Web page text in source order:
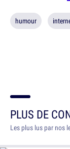
humour
PLUS DE
Les plus lus par nos